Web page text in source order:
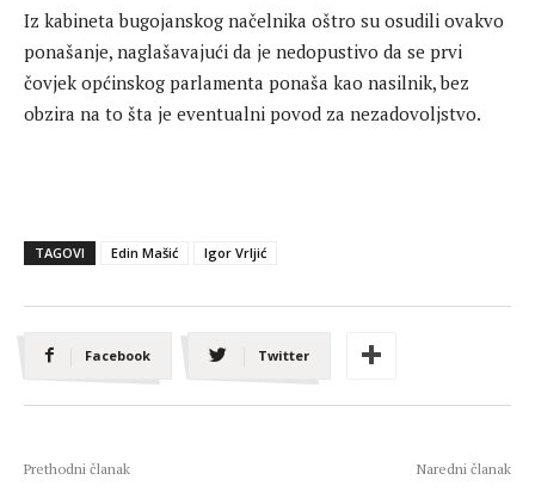
Iz kabineta bugojanskog načelnika oštro su osudili ovakvo
ponašanje, naglašavajući da je nedopustivo da se prvi
čovjek općinskog parlamenta ponaša kao nasilnik, bez
obzira na to šta je eventualni povod za nezadovoljstvo.
TAGOVI Edin Mašić Igor Vrljić
Facebook Twitter
Prethodni članak Naredni članak